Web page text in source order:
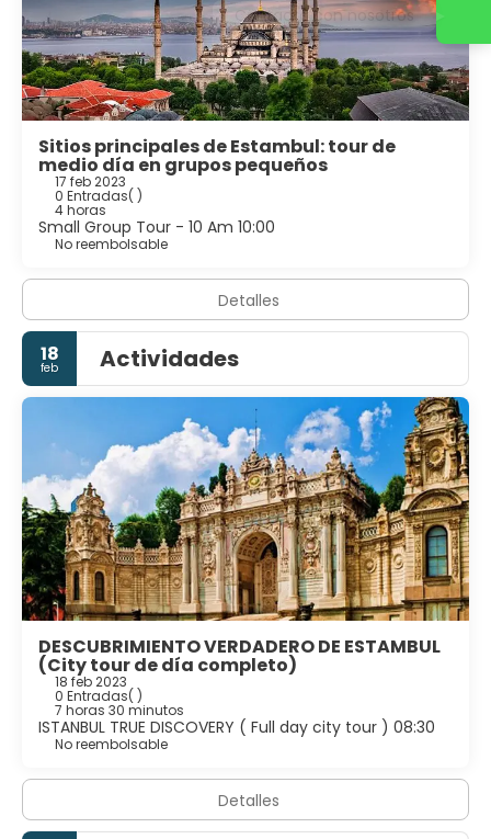
Sitios principales de Estambul: tour de
medio día en grupos pequeños
17 feb 2023
0 Entradas( )
4 horas
Small Group Tour - 10 Am 10:00
No reembolsable
Detalles
18
feb Actividades
DESCUBRIMIENTO VERDADERO DE ESTAMBUL
(City tour de día completo)
18 feb 2023
0 Entradas( )
7 horas 30 minutos
ISTANBUL TRUE DISCOVERY ( Full day city tour ) 08:30
No reembolsable
Detalles
Contacta con nosotros